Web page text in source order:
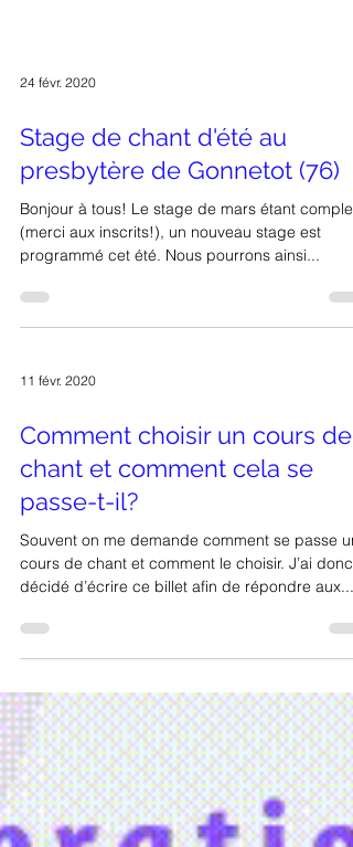
24 févr. 2020
Stage de chant d'été au
presbytère de Gonnetot (76)
Bonjour à tous! Le stage de mars étant complet
programmé cet été. Nous pourrons ainsi...
11 févr. 2020
Comment choisir un cours de
chant et comment cela se
passe-t-il?
Souvent on me demande comment se passe un
décidé d’écrire ce billet afin de répondre aux...